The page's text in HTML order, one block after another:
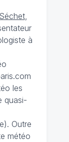
,
à
les
quasi-
Outre
météo